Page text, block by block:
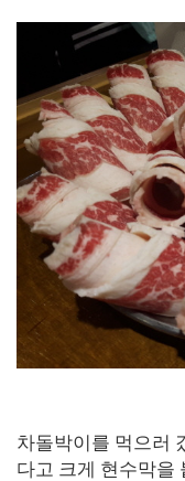
차돌박이를 먹으러
다고 크게 현수막을